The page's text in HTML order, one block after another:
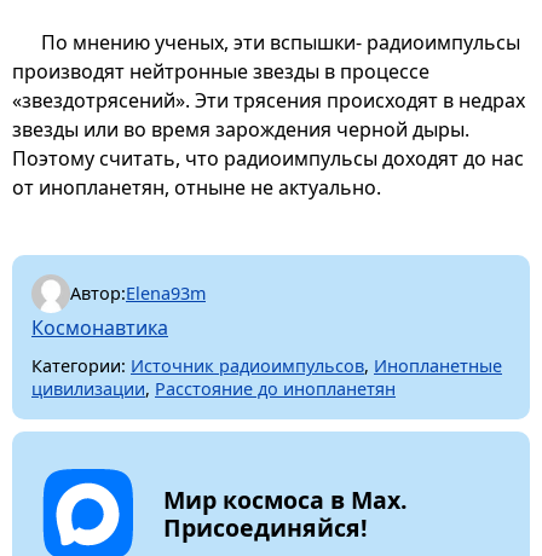
По мнению ученых, эти вспышки- радиоимпульсы
производят нейтронные звезды в процессе
«звездотрясений». Эти трясения происходят в недрах
звезды или во время зарождения черной дыры.
Поэтому считать, что радиоимпульсы доходят до нас
от инопланетян, отныне не актуально.
Автор:Elena93m
Космонавтика
Категории: Источник радиоимпульсов, Инопланетные
цивилизации, Расстояние до инопланетян
Мир космоса в Max.
Присоединяйся!